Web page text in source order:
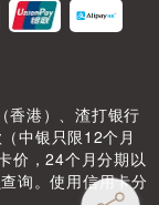
香港）、渣打银行
中银只限12个月
价，24个月分期以
询。使用信用卡分